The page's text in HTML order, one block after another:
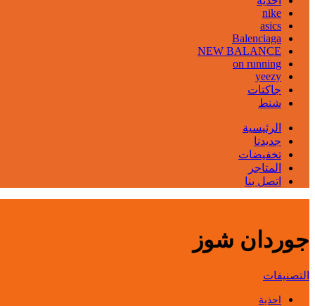
nike
asics
Balenciaga
NEW BALANCE
on running
yeezy
جاكتات
شنط
الرئيسية
جديدنا
تخفيضات
المتاجر
اتصل بنا
جوردان شوز
التصنيفات
احذية